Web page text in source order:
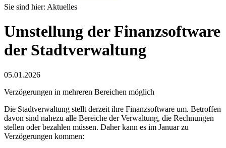
Sie sind hier: Aktuelles
Umstellung der Finanzsoftware
der Stadtverwaltung
05.01.2026
Verzögerungen in mehreren Bereichen möglich
Die Stadtverwaltung stellt derzeit ihre Finanzsoftware um. Betroffen
davon sind nahezu alle Bereiche der Verwaltung, die Rechnungen
stellen oder bezahlen müssen. Daher kann es im Januar zu
Verzögerungen kommen: